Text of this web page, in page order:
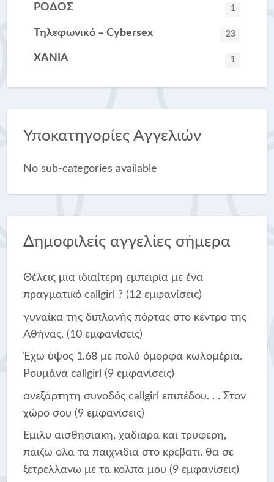
ΡΟΔΟΣ 1
Τηλεφωνικό – Cybersex 23
ΧΑΝΙΑ 1
Υποκατηγορίες Αγγελιών
No sub-categories available
Δημοφιλείς αγγελίες σήμερα
Θέλεις μια ιδιαίτερη εμπειρία με ένα
πραγματικό callgirl ?(12 εμφανίσεις)
γυναίκα της διπλανής πόρτας στο κέντρο της
Αθήνας. (10 εμφανίσεις)
Έχω ύψος 1.68 με πολύ όμορφα κωλομέρια.
Ρουμάνα callgirl (9 εμφανίσεις)
ανεξάρτητη συνοδός callgirl επιπέδου. . . Στον
χώρο σου (9 εμφανίσεις)
Εμιλυ αισθησιακη, χαδιαρα και τρυφερη,
παιζω ολα τα παιχνιδια στο κρεβατι. θα σε
ξετρελλανω με τα κολπα μου (9 εμφανίσεις)